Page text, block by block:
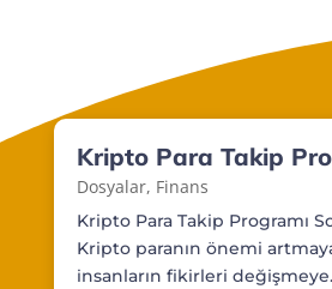
Kripto Para Takip
Dosyalar, Finans
Kripto Para Takip Programı
Kripto paranın önemi
insanların fikirleri